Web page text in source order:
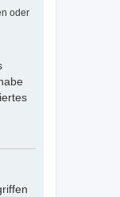
oder